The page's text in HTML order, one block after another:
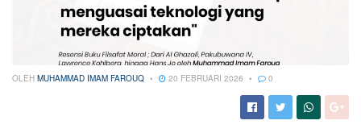
OLEH MUHAMMAD IMAM FAROUQ 20 FEBRUARI 2026 0